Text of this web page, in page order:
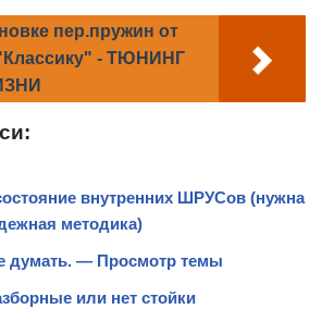
пер.пружин от
- ТЮНИНГ
внутренних ШРУСов (нужна
методика)
думать. — Просмотр темы
или нет стойки